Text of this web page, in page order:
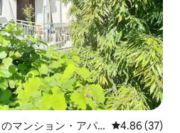
のマンション・アパ
レビュー37
4.86 (37)